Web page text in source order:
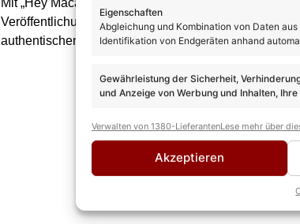
Eigenschaften
Abgleichung und Kombination von Daten
Identifikation von Endgeräten anhand
Gewährleistung der Sicherheit,
und Anzeige von Werbung und Inhalten,
Verwalten von 1380-LieferantenLese mehr über
Akzeptieren
Mit „Hey Macarena!“ beweist Pietro einmal mehr,
Veröffentlichung nach „Gianna“ und gleichzeitig der
authentischen Emotionen, eingängigen Melodien